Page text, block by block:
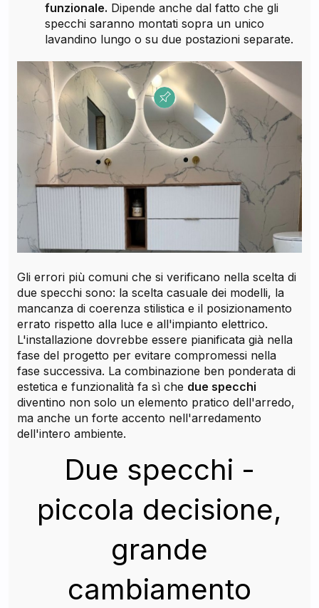
funzionale. Dipende anche dal fatto che gli
specchi saranno montati sopra un unico
lavandino lungo o su due postazioni separate.
Gli errori più comuni che si verificano nella scelta di
due specchi sono: la scelta casuale dei modelli, la
mancanza di coerenza stilistica e il posizionamento
errato rispetto alla luce e all'impianto elettrico.
L'installazione dovrebbe essere pianificata già nella
fase del progetto per evitare compromessi nella
fase successiva. La combinazione ben ponderata di
estetica e funzionalità fa sì che due specchi
diventino non solo un elemento pratico dell'arredo,
ma anche un forte accento nell'arredamento
dell'intero ambiente.
Due specchi -
piccola decisione,
grande
cambiamento